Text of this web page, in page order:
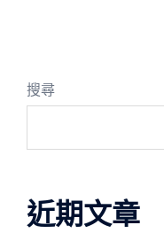
搜尋
近期文章